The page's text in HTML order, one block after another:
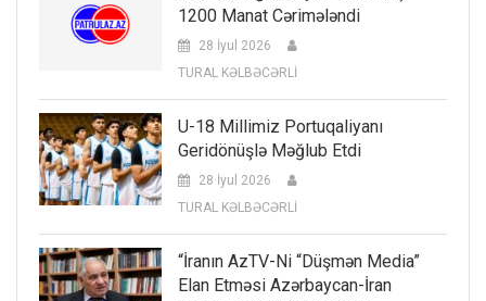
1200 Manat Cərimələndi
28 İyul 2026
TURAL KƏLBƏCƏRLİ
U-18 Millimiz Portuqaliyanı
Geridönüşlə Məğlub Etdi
28 İyul 2026
TURAL KƏLBƏCƏRLİ
“İranın AzTV-Ni “düşmən Media”
Elan Etməsi Azərbaycan-İran